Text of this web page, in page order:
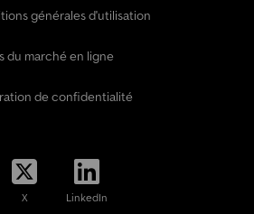
générales d'utilisation
du marché en ligne
de confidentialité
X LinkedIn